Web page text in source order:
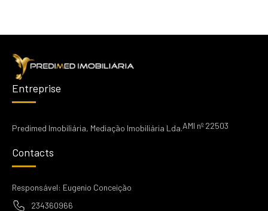
Entreprise
Predimed Imobiliária, Mediação Imobiliária Lda.AMI nº 22503
Contacts
Responsável: Eugenio Conceição
234360966